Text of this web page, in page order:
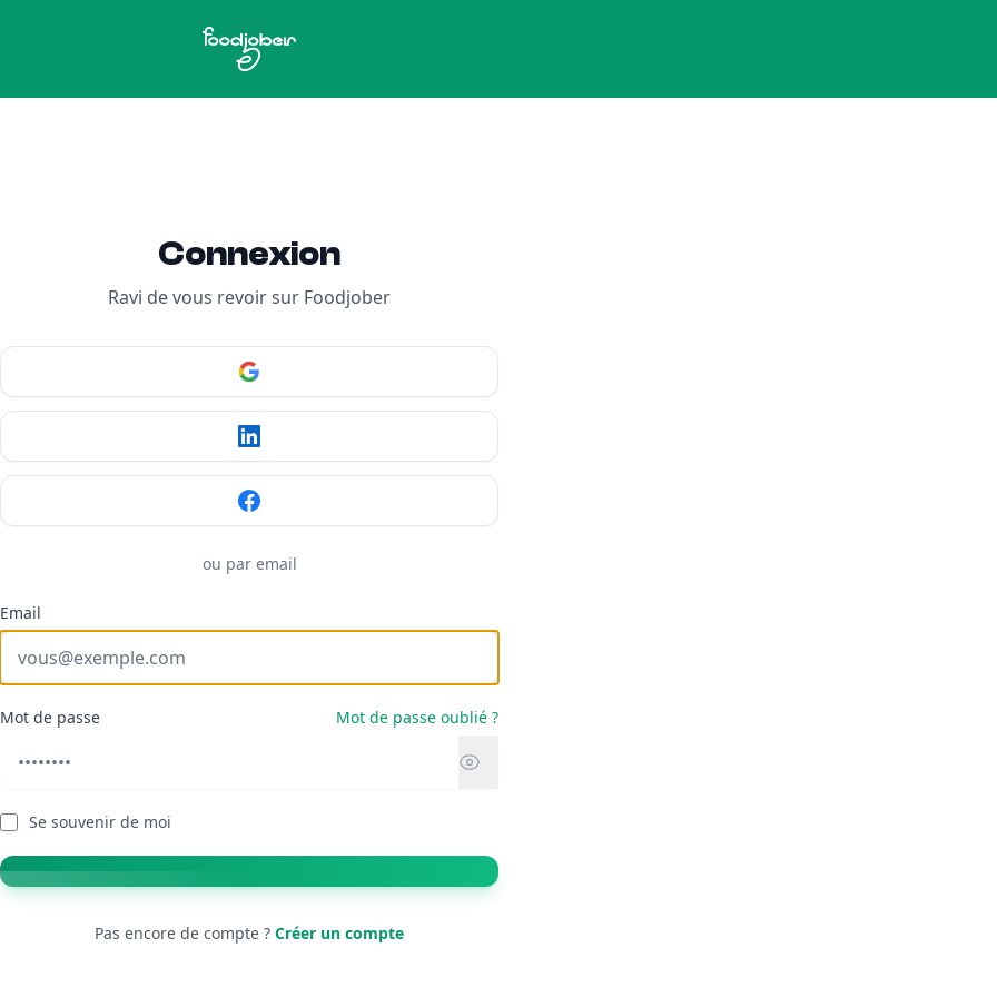
Connexion
Ravi de vous revoir sur Foodjober
ou par email
Email
Mot de passe Mot de passe oublié ?
Se souvenir de moi
Pas encore de compte ? Créer un compte